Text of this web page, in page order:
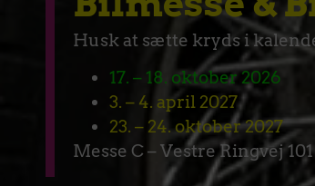
Husk at sætte kryds i
17. – 18. oktober 2026
3. – 4. april 2027
23. – 24. oktober 2027
Messe C – Vestre Ringvej